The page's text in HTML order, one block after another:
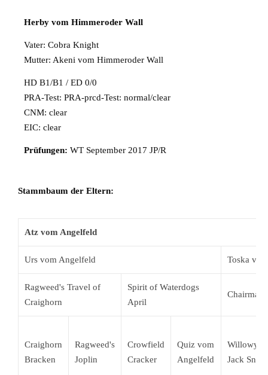
Herby vom Himmeroder Wall
Vater: Cobra Knight
Mutter: Akeni vom Himmeroder Wall
HD B1/B1 / ED 0/0
PRA-Test: PRA-prcd-Test: normal/clear
CNM: clear
EIC: clear
Prüfungen: WT September 2017 JP/R
Stammbaum der Eltern:
Atz vom Angelfeld
Urs vom Angelfeld Toska
Ragweed's Travel of
Craighorn
Spirit of Waterdogs
April
Chairman
Craighorn
Bracken
Ragweed's
Joplin
Crowfield
Cracker
Quiz vom
Angelfeld
Willowyck
Jack Snipe